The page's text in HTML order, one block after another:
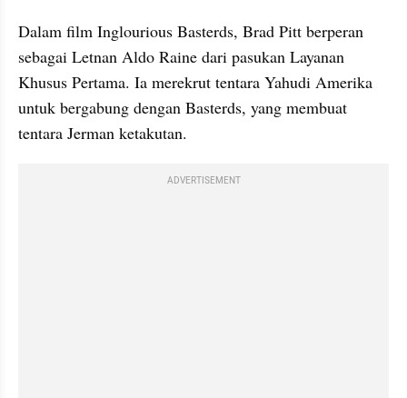
Dalam film Inglourious Basterds, Brad Pitt berperan
sebagai Letnan Aldo Raine dari pasukan Layanan
Khusus Pertama. Ia merekrut tentara Yahudi Amerika
untuk bergabung dengan Basterds, yang membuat
tentara Jerman ketakutan.
ADVERTISEMENT